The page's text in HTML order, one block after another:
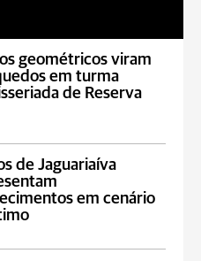
geométricos viram
em turma
de Reserva
de Jaguariaíva
em cenário